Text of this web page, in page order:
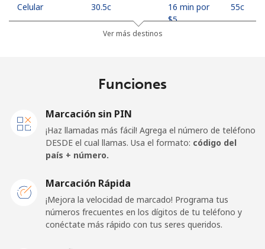
Celular ⁦30.5c⁩
16 min por
⁦$5⁩
⁦55c⁩
All country
⁦$5⁩
Línea fija ⁦48.9c⁩
10 min por
⁦$5⁩
Ver más destinos
Funciones
Marcación sin PIN
¡Haz llamadas más fácil! Agrega el número de teléfono
DESDE el cual llamas. Usa el formato: código del
país + número.
Marcación Rápida
¡Mejora la velocidad de marcado! Programa tus
números frecuentes en los dígitos de tu teléfono y
conéctate más rápido con tus seres queridos.